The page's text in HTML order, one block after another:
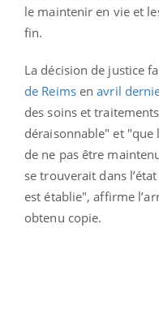
le maintenir en vie et
fin.
La décision de justice
de Reimsenavril
des soins et
déraisonnable" et
de ne pas être
se trouverait dans
est établie", affirme
obtenu copie.